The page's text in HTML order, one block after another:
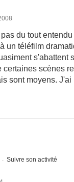
du tout
un téléfilm
s'abattent
scènes
sont moyens. J'ai
Suivre son activité